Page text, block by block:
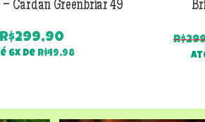
– Cardan Greenbriar 49
R$299,90
6x de R$49,98
R$